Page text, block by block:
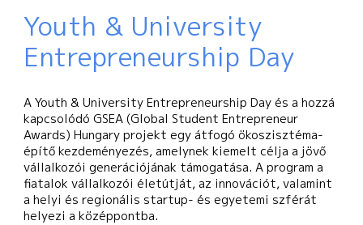
Youth & University
Entrepreneurship Day
AYouth & University Entrepreneurship Dayés a hozzá
kapcsolódóGSEA (Global Student Entrepreneur
Awards) Hungaryprojekt egy átfogó ökoszisztéma-
építő kezdeményezés, amelynek kiemelt célja a jövő
vállalkozói generációjának támogatása. A program a
fiatalok vállalkozói életútját, az innovációt, valamint
a helyi és regionális startup- és egyetemi szférát
helyezi a középpontba.